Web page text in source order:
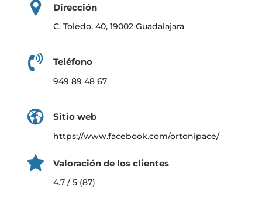
Dirección
C. Toledo, 40, 19002 Guadalajara
Teléfono
949 89 48 67
Sitio web
https://www.facebook.com/ortonipace/
Valoración de los clientes
4.7 / 5 (87)